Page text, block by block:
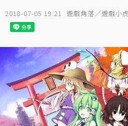
2018-07-05 19:21 遊戲角落／遊戲小